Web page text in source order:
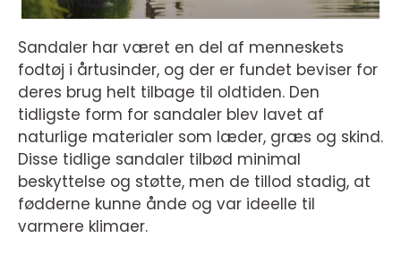
Sandaler har været en del af menneskets
fodtøj i årtusinder, og der er fundet beviser for
deres brug helt tilbage til oldtiden. Den
tidligste form for sandaler blev lavet af
naturlige materialer som læder, græs og skind.
Disse tidlige sandaler tilbød minimal
beskyttelse og støtte, men de tillod stadig, at
fødderne kunne ånde og var ideelle til
varmere klimaer.